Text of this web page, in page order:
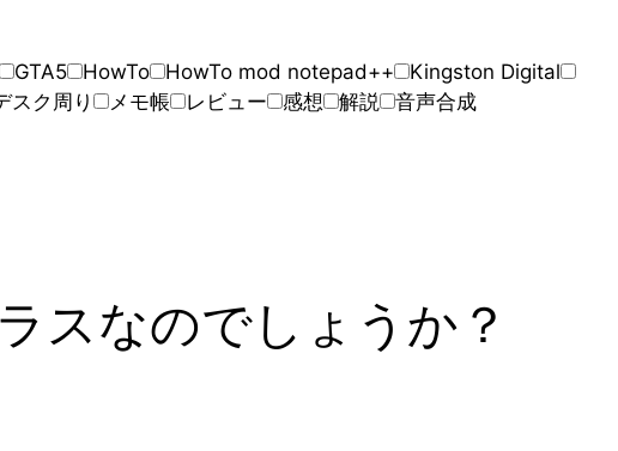
GTA5 HowTo HowTo mod notepad++
Kingston Digital
スク周り メモ帳 レビュー 感想 解説
音声合成
スなのでしょうか？